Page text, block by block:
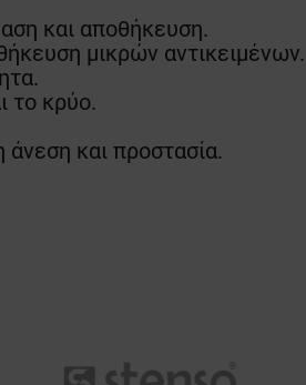
και αποθήκευση.
μικρών αντικειμένων.
το κρύο.
άνεση και προστασία.